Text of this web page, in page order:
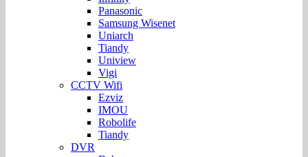
Panasonic
Samsung Wisenet
Uniarch
Tiandy
Uniview
Vigi
CCTV Wifi
Ezviz
IMOU
Robolife
Tiandy
DVR